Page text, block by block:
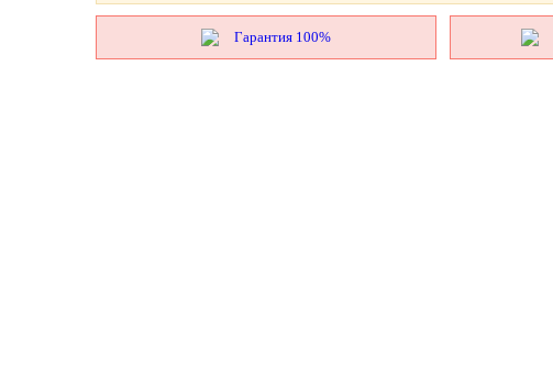
Гарантия 100%